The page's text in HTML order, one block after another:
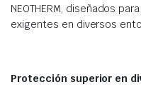
NEOTHERM, diseñados
exigentes en diversos
Protección superior en